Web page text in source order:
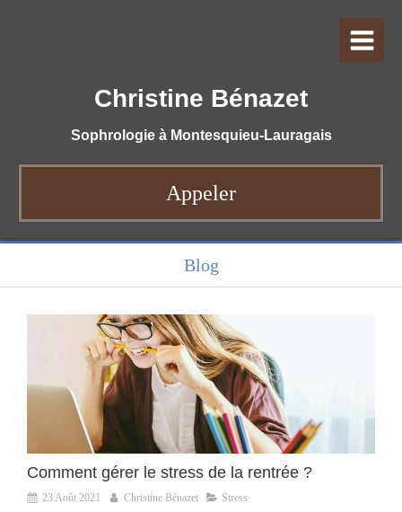
Christine Bénazet
Sophrologie à Montesquieu-Lauragais
Appeler
Blog
Comment gérer le stress de la rentrée ?
23 Août 2021 Christine Bénazet Stress